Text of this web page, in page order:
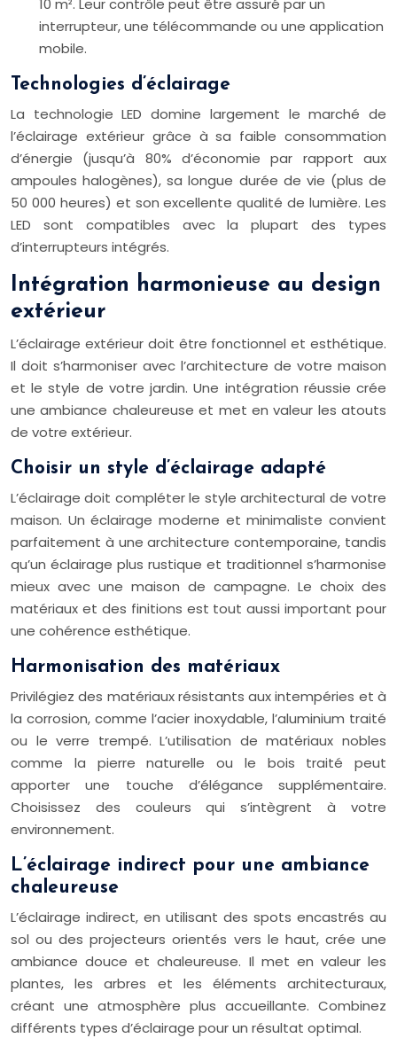
10 m². Leur contrôle peut être assuré par un
interrupteur, une télécommande ou une application
mobile.
Technologies d’éclairage
La technologie LED domine largement le marché de
l’éclairage extérieur grâce à sa faible consommation
d’énergie (jusqu’à 80% d’économie par rapport aux
ampoules halogènes), sa longue durée de vie (plus de
50 000 heures) et son excellente qualité de lumière. Les
LED sont compatibles avec la plupart des types
d’interrupteurs intégrés.
Intégration harmonieuse au design
extérieur
L’éclairage extérieur doit être fonctionnel et esthétique.
Il doit s’harmoniser avec l’architecture de votre maison
et le style de votre jardin. Une intégration réussie crée
une ambiance chaleureuse et met en valeur les atouts
de votre extérieur.
Choisir un style d’éclairage adapté
L’éclairage doit compléter le style architectural de votre
maison. Un éclairage moderne et minimaliste convient
parfaitement à une architecture contemporaine, tandis
qu’un éclairage plus rustique et traditionnel s’harmonise
mieux avec une maison de campagne. Le choix des
matériaux et des finitions est tout aussi important pour
une cohérence esthétique.
Harmonisation des matériaux
Privilégiez des matériaux résistants aux intempéries et à
la corrosion, comme l’acier inoxydable, l’aluminium traité
ou le verre trempé. L’utilisation de matériaux nobles
comme la pierre naturelle ou le bois traité peut
apporter une touche d’élégance supplémentaire.
Choisissez des couleurs qui s’intègrent à votre
environnement.
L’éclairage indirect pour une ambiance
chaleureuse
L’éclairage indirect, en utilisant des spots encastrés au
sol ou des projecteurs orientés vers le haut, crée une
ambiance douce et chaleureuse. Il met en valeur les
plantes, les arbres et les éléments architecturaux,
créant une atmosphère plus accueillante. Combinez
différents types d’éclairage pour un résultat optimal.